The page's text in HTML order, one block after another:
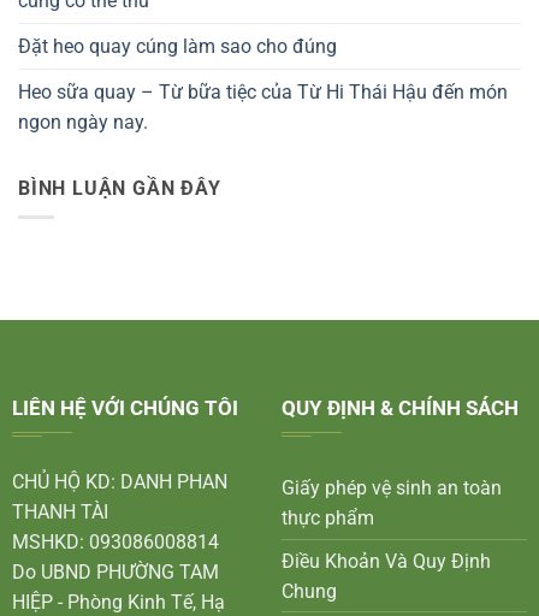
Đặt heo quay cúng làm sao cho đúng
Heo sữa quay – Từ bữa tiệc của Từ Hi Thái Hậu đến món
ngon ngày nay.
BÌNH LUẬN GẦN ĐÂY
LIÊN HỆ VỚI CHÚNG TÔI
CHỦ HỘ KD: DANH PHAN
THANH TÀI
MSHKD: 093086008814
Do UBND PHƯỜNG TAM
HIỆP - Phòng Kinh Tế, Hạ
QUY ĐỊNH & CHÍNH SÁCH
Giấy phép vệ sinh an toàn
thực phẩm
Điều Khoản Và Quy Định
Chung